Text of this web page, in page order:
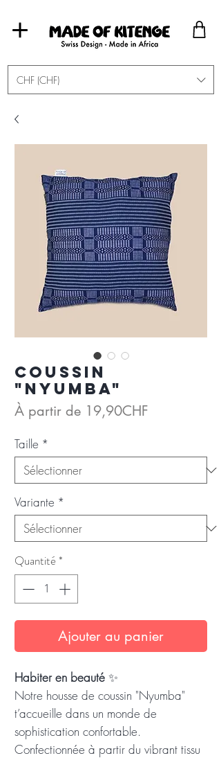
CHF (CHF)
Coussin
"Nyumba"
À partir de 19,90CHF
Taille *
Variante *
Quantité*
Ajouter au panier
Habiter en beauté ✨
Notre housse de coussin "Nyumba"
t’accueille dans un monde de
sophistication confortable.
Confectionnée à partir du vibrant tissu